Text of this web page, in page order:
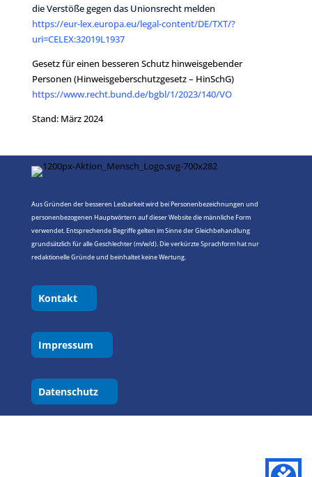
die Verstöße gegen das Unionsrecht melden
https://eur-lex.europa.eu/legal-content/DE/TXT/?
uri=CELEX:32019L1937
Gesetz für einen besseren Schutz hinweisgebender
Personen (Hinweisgeberschutzgesetz – HinSchG)
https://www.recht.bund.de/bgbl/1/2023/140/VO
Stand: März 2024
Aus Gründen der besseren Lesbarkeit wird bei Personenbezeichnungen und
personenbezogenen Hauptwörtern auf dieser Website die männliche Form
verwendet. Entsprechende Begriffe gelten im Sinne der Gleichbehandlung
grundsätzlich für alle Geschlechter (m/w/d). Die verkürzte Sprachform hat nur
redaktionelle Gründe und beinhaltet keine Wertung.
Kontakt
Impressum
Datenschutz